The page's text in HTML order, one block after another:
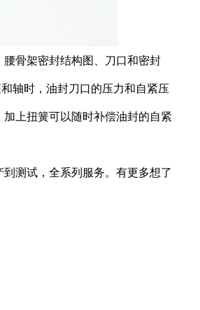
骨架密封结构图、刀口和密封
轴时，油封刀口的压力和自紧压
上扭簧可以随时补偿油封的自紧
测试，全系列服务。有更多想了